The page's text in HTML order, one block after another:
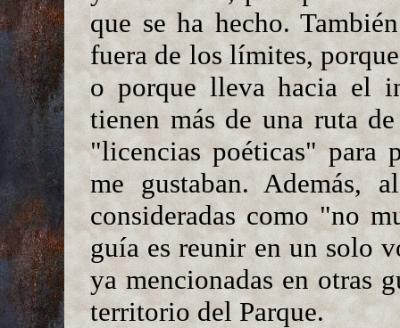
que se ha hecho.
fuera de los límites,
o porque lleva hacia el
tienen más de una ruta
"licencias poéticas" para
me gustaban. Además,
consideradas como "no
guía es reunir en un solo
ya mencionadas en otras
territorio del Parque.